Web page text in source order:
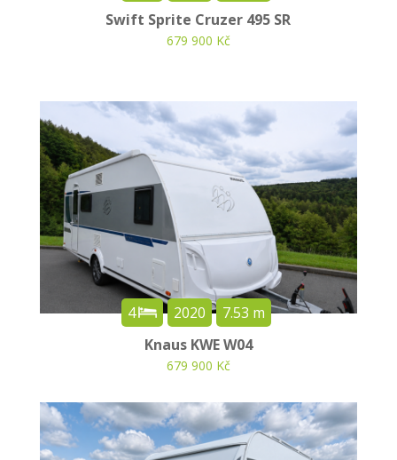
Swift Sprite Cruzer 495 SR
679 900 Kč
4 2020
7.53 m
Knaus KWE W04
679 900 Kč